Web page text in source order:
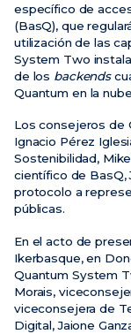
específico de
(BasQ), que
utilización de las
System Two
de los backends
Quantum en la
Los consejeros de
Ignacio Pérez
Sostenibilidad,
científico de BasQ,
protocolo a
públicas.
En el acto de
Ikerbasque, en
Quantum System
Morais,
viceconsejera de
Digital, Jaione